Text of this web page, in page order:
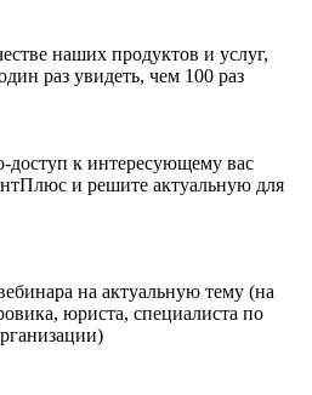
наших продуктов и услуг,
раз увидеть, чем 100 раз
доступ к интересующему вас
и решите актуальную для
на актуальную тему (на
юриста, специалиста по